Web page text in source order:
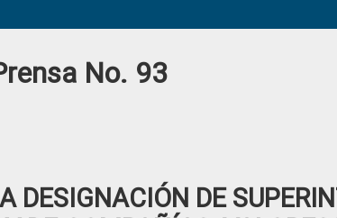
No. 93
DESIGNACIÓN DE